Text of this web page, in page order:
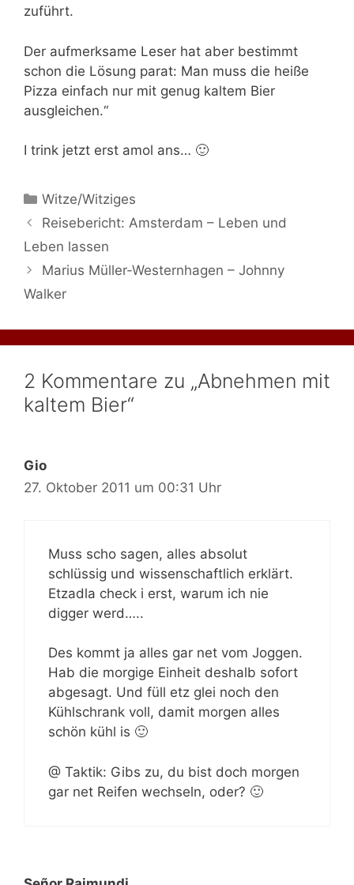
zuführt.
Der aufmerksame Leser hat aber bestimmt
schon die Lösung parat: Man muss die heiße
Pizza einfach nur mit genug kaltem Bier
ausgleichen.“
I trink jetzt erst amol ans… 🙂
Kategorien
Witze/Witziges
Reisebericht: Amsterdam – Leben und
Leben lassen
Marius Müller-Westernhagen – Johnny
Walker
2 Kommentare zu „Abnehmen mit
kaltem Bier“
Gio
27. Oktober 2011 um 00:31 Uhr
Muss scho sagen, alles absolut
schlüssig und wissenschaftlich erklärt.
Etzadla check i erst, warum ich nie
digger werd…..
Des kommt ja alles gar net vom Joggen.
Hab die morgige Einheit deshalb sofort
abgesagt. Und füll etz glei noch den
Kühlschrank voll, damit morgen alles
schön kühl is 🙂
@ Taktik: Gibs zu, du bist doch morgen
gar net Reifen wechseln, oder? 🙂